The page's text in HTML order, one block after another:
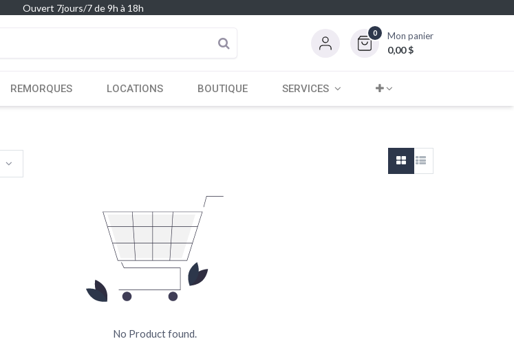
Ouvert 7jours/7 de 9h à 18h
0 Mon panier
0,00$
REMORQUES LOCATIONS BOUTIQUE SERVICES
No Product found.